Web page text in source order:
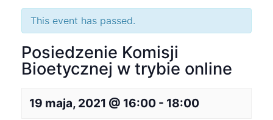
This event has passed.
Posiedzenie Komisji
Bioetycznej w trybie online
19 maja, 2021 @ 16:00 - 18:00